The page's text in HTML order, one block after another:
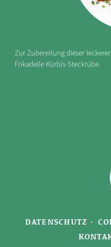
Zur Zubereitung dieser
Frikadelle Kürbis-Steckrübe.
DATENSCHUTZ